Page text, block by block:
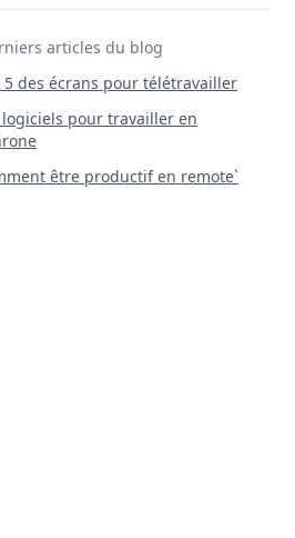
articles du blog
des écrans pour télétravailler
logiciels pour travailler en
être productif en remote`